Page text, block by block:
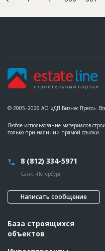
© 2005–2026 АО «ДП Бизнес Пресс».
Любое использование материалов
только при наличии прямой ссылки.
8 (812) 334-5971
Санкт-Петербург
Написать сообщение
База строящихся
объектов